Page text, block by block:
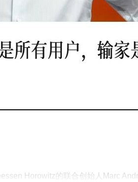
Horowitz的联合创始人Marc